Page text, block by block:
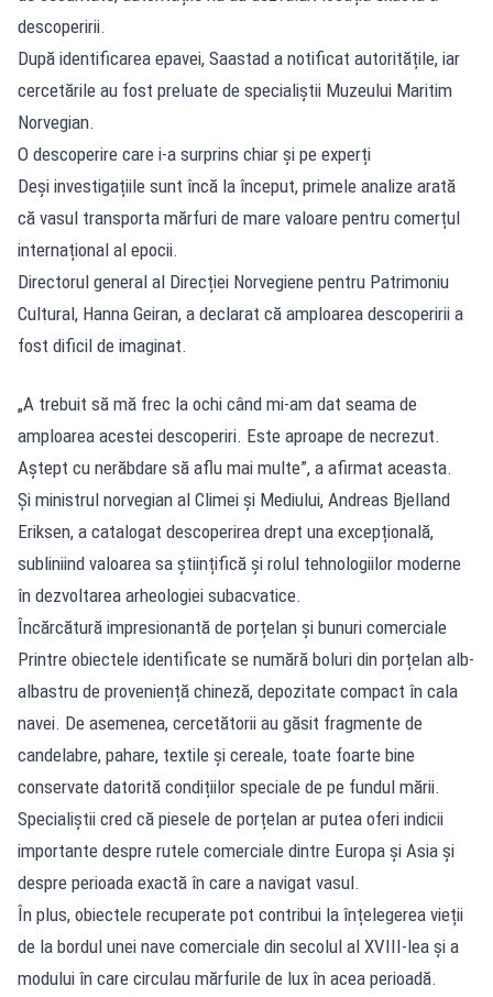
descoperirii.
După identificarea epavei, Saastad a notificat autoritățile, iar
cercetările au fost preluate de specialiștii Muzeului Maritim
Norvegian.
O descoperire care i-a surprins chiar și pe experți
Deși investigațiile sunt încă la început, primele analize arată
că vasul transporta mărfuri de mare valoare pentru comerțul
internațional al epocii.
Directorul general al Direcției Norvegiene pentru Patrimoniu
Cultural, Hanna Geiran, a declarat că amploarea descoperirii a
fost dificil de imaginat.
„A trebuit să mă frec la ochi când mi-am dat seama de
amploarea acestei descoperiri. Este aproape de necrezut.
Aștept cu nerăbdare să aflu mai multe”, a afirmat aceasta.
Și ministrul norvegian al Climei și Mediului, Andreas Bjelland
Eriksen, a catalogat descoperirea drept una excepțională,
subliniind valoarea sa științifică și rolul tehnologiilor moderne
în dezvoltarea arheologiei subacvatice.
Încărcătură impresionantă de porțelan și bunuri comerciale
Printre obiectele identificate se numără boluri din porțelan alb-
albastru de proveniență chineză, depozitate compact în cala
navei. De asemenea, cercetătorii au găsit fragmente de
candelabre, pahare, textile și cereale, toate foarte bine
conservate datorită condițiilor speciale de pe fundul mării.
Specialiștii cred că piesele de porțelan ar putea oferi indicii
importante despre rutele comerciale dintre Europa și Asia și
despre perioada exactă în care a navigat vasul.
În plus, obiectele recuperate pot contribui la înțelegerea vieții
de la bordul unei nave comerciale din secolul al XVIII-lea și a
modului în care circulau mărfurile de lux în acea perioadă.